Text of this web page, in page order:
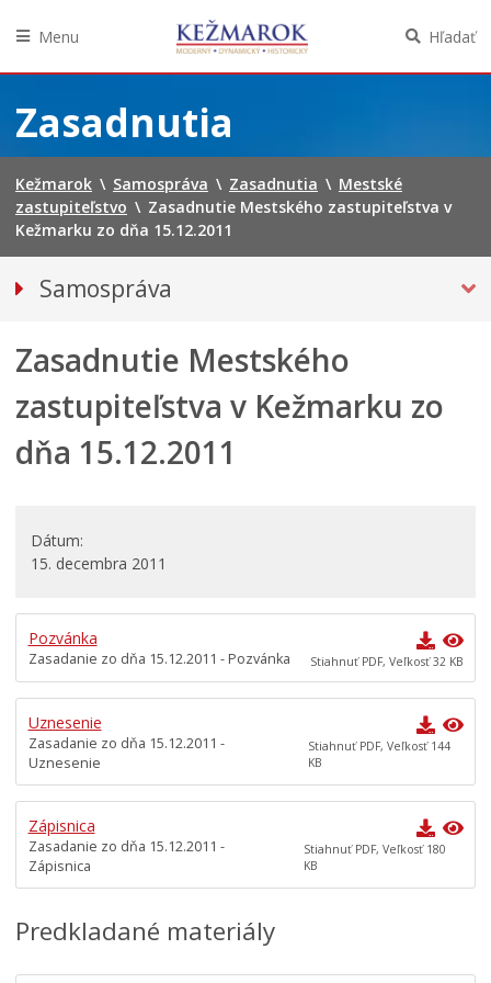
obsah
Menu Hľadať
Zasadnutia
Kežmarok \ Samospráva \ Zasadnutia \ Mestské
zastupiteľstvo \ Zasadnutie Mestského zastupiteľstva v
Kežmarku zo dňa 15.12.2011
Samospráva
MESTSKÉ ZASTUPITEĽSTVO
Poslanci
Oznámenia verejných funkcionárov
Komisie
Mestská polícia
Mestská školská rada
Elektronická verejná správa
Centrálna úradná elektronická tabuľa
Všeobecne záväzné nariadenia
Územné plánovanie
Organizácie
Oznamy mesta
Transparentné mesto
Geo informačný systém – Kežmarok
Tlačové správy
Zasadnutie Mestského
zastupiteľstva v Kežmarku zo
dňa 15.12.2011
Dátum
15. decembra 2011
Pozvánka
Zasadanie zo dňa 15.12.2011 - Pozvánka Stiahnuť PDF, Veľkosť 32 KB
Uznesenie
Zasadanie zo dňa 15.12.2011 -
Uznesenie
Stiahnuť PDF, Veľkosť 144
KB
Zápisnica
Zasadanie zo dňa 15.12.2011 -
Zápisnica
Stiahnuť PDF, Veľkosť 180
KB
Predkladané materiály